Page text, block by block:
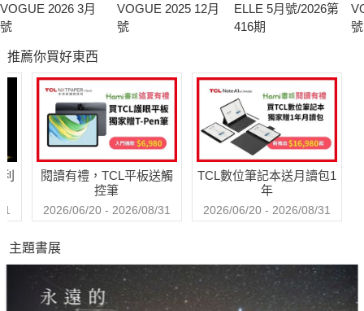
VOGUE 2026 3月
號
VOGUE 2025 12月
號
ELLE 5月號/2026第
416期
號
推薦你買好東西
閱讀有禮，TCL平板送觸
控筆
2026/06/20 - 2026/08/31
TCL數位筆記本送月讀包1
年
2026/06/20 - 2026/08/31
主題書展